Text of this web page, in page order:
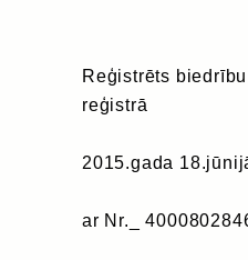
Reģistrēts
reģistrā
2015.gada
ar Nr._